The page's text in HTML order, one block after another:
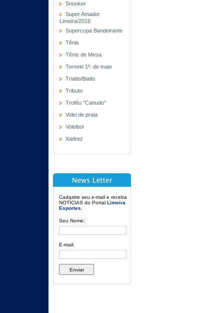
Snooker
Super Amador
Limeira/2016
Supercopa Bandeirante
Tênis
Tênis de Mesa
Torneio 1º. de maio
Triatlo/Biatlo
Tributo
Troféu "Canudo"
Volei de praia
Voleibol
Xadrez
Cadastre seu e-mail e receba
NOTÍCIAS do Portal Limeira
Esportes
Seu Nome:
E-mail: